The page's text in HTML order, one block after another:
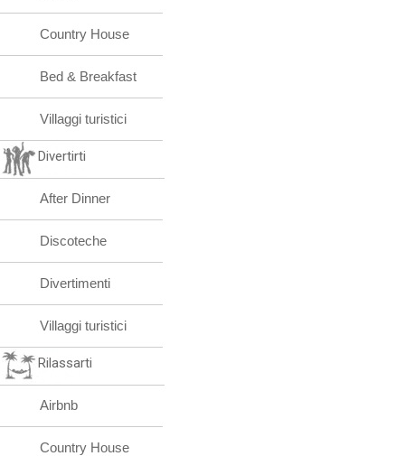
Country House
Bed & Breakfast
Villaggi turistici
Divertirti
After Dinner
Discoteche
Divertimenti
Villaggi turistici
Rilassarti
Airbnb
Country House